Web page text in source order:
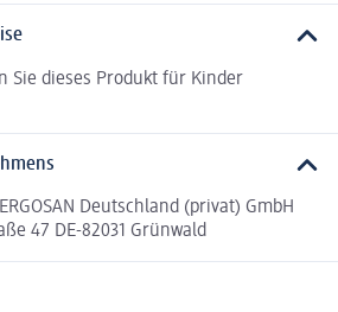
Sie dieses Produkt für Kinder
Deutschland (privat) GmbH
47 DE-82031 Grünwald